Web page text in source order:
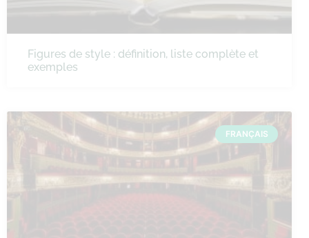
Figures de style : définition, liste complète et
exemples
FRANÇAIS